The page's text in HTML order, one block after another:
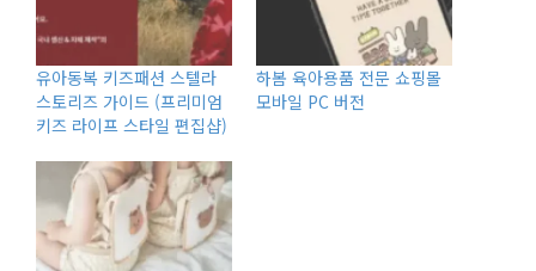
유아동복 키즈패션 스텔라
스토리즈 가이드 (프리미엄
키즈 라이프 스타일 편집샵)
하봄 육아용품 전문 쇼핑몰
모바일 PC 버전